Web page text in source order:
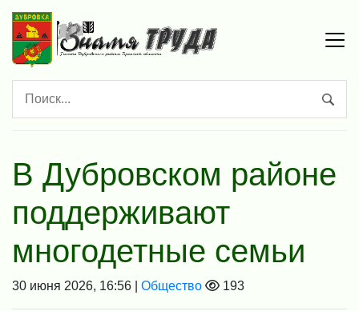
В Дубровском районе
поддерживают
многодетные семьи
30 июня 2026, 16:56 | Общество 193